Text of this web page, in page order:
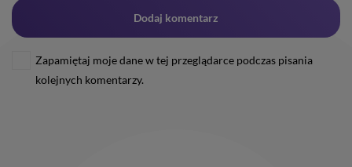
Zapamiętaj moje dane w tej przeglądarce podczas pisania
kolejnych komentarzy.